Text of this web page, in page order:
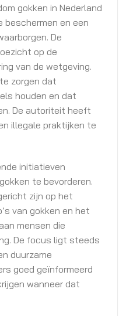
gokken in Nederland
beschermen en een
De
op de
van de wetgeving.
zorgen dat
houden en dat
De autoriteit heeft
illegale praktijken te
initiatieven
te bevorderen.
zijn op het
van gokken en het
mensen die
De focus ligt steeds
duurzame
goed geïnformeerd
wanneer dat